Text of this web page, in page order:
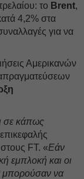
το Brent,
4,2% στα
για να
Αμερικανών
σε κάπως
στους FT. «Εάν
εμπλοκή και οι
μπορούσαν να